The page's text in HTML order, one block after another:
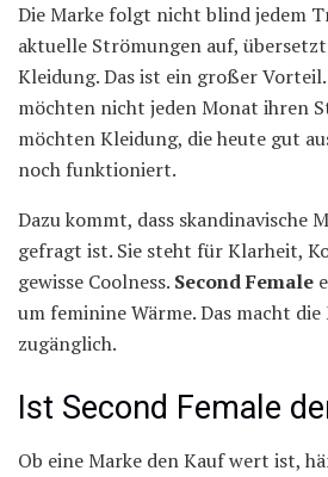
Die Marke folgt nicht blind jedem
aktuelle Strömungen auf,
Kleidung. Das ist ein großer
möchten nicht jeden Monat ihren
möchten Kleidung, die heute gut
noch funktioniert.
Dazu kommt, dass skandinavische
gefragt ist. Sie steht für Klarheit,
gewisse Coolness. Second Female
um feminine Wärme. Das macht die
zugänglich.
Ist Second Female
Ob eine Marke den Kauf wert ist,